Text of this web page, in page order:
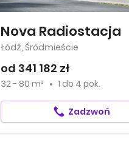
Nova Radiostacja
Łódź, Śródmieście
od 341 182 zł
32 - 80 m² 1 do 4 pok.
Zadzwoń